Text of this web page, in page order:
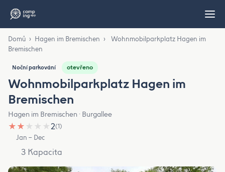
Domů › Hagen im Bremischen ›
Wohnmobilparkplatz Hagen im
Bremischen
Noční parkování otevřeno
Wohnmobilparkplatz Hagen im
Bremischen
Hagen im Bremischen · Burgallee
★ ★ ★ ★ ★2(1)
Jan – Dec
3 Kapacita